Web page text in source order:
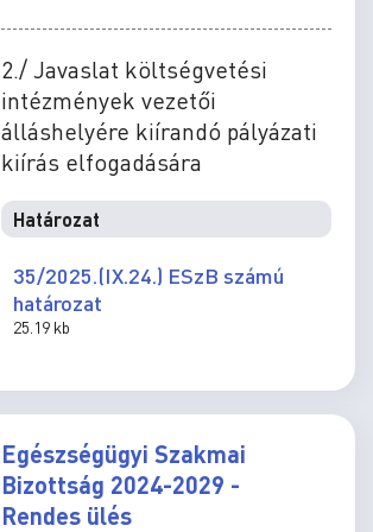
2./ Javaslat költségvetési
intézmények vezetői
álláshelyére kiírandó pályázati
kiírás elfogadására
Határozat
35/2025.(IX.24.) ESzB számú
határozat
25.19 kb
Egészségügyi Szakmai
Bizottság 2024-2029 -
Rendes ülés